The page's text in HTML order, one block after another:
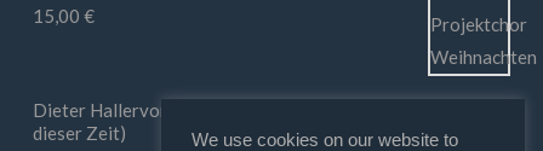
15,00 €
Dieter Hallervorden - Ihr macht mir Mut (in
dieser Zeit)
We use cookies on our website to